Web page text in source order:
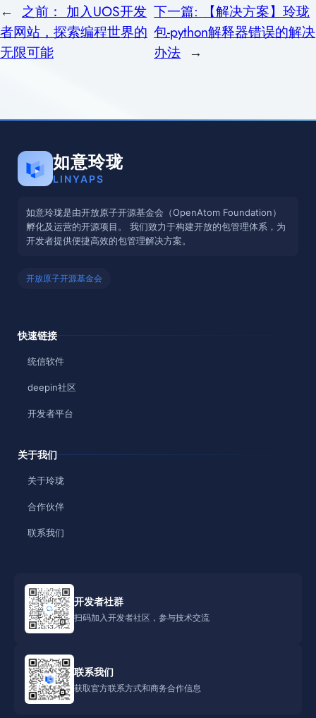
← 之前： 加入UOS开发
者网站，探索编程世界的
无限可能
下一篇:
【解决方案】玲珑
包-python解释器错误的解决
办法 →
如意玲珑
LINYAPS
如意玲珑是由开放原子开源基金会（OpenAtom Foundation）
孵化及运营的开源项目。 我们致力于构建开放的包管理体系，为
开发者提供便捷高效的包管理解决方案。
开放原子开源基金会
快速链接
统信软件
deepin社区
开发者平台
关于我们
关于玲珑
合作伙伴
联系我们
开发者社群
扫码加入开发者社区，参与技术交流
联系我们
获取官方联系方式和商务合作信息